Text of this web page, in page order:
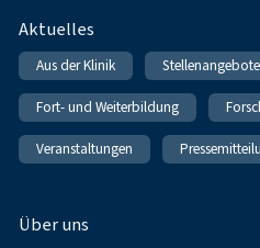
Fußnavigation
Aktuelles
Aus der Klinik Stellenangebote
Fort- und Weiterbildung
Veranstaltungen
Über uns